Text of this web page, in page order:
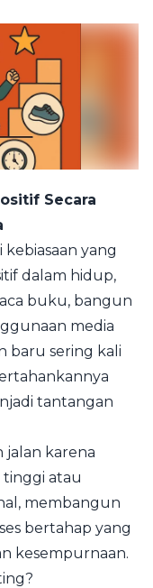
Secara
yang
dalam hidup,
buku, bangun
media
baru sering kali
tantangan
jalan karena
atau
membangun
bertahap yang
kesempurnaan.